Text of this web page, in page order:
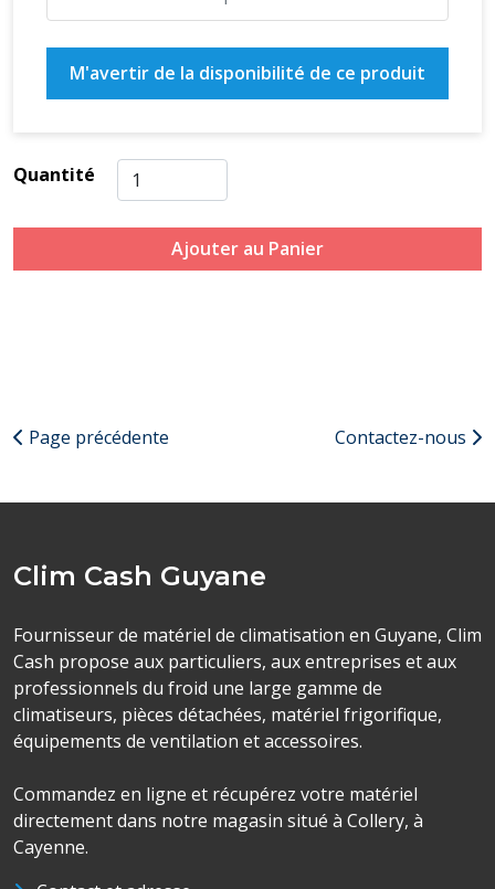
M'avertir de la disponibilité de ce produit
Quantité
Ajouter au Panier
Page précédente Contactez-nous
Clim Cash Guyane
Fournisseur de matériel de climatisation en Guyane, Clim
Cash propose aux particuliers, aux entreprises et aux
professionnels du froid une large gamme de
climatiseurs, pièces détachées, matériel frigorifique,
équipements de ventilation et accessoires.
Commandez en ligne et récupérez votre matériel
directement dans notre magasin situé à Collery, à
Cayenne.